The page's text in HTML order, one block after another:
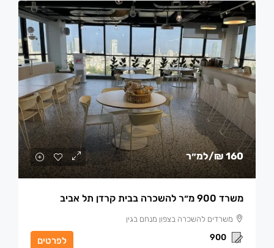
160 ₪ /למ״ר
משרד 900 מ״ר להשכרה בבית קרדן תל אביב
משרדים להשכרה בצפון מנחם בגין
900 לפרטים